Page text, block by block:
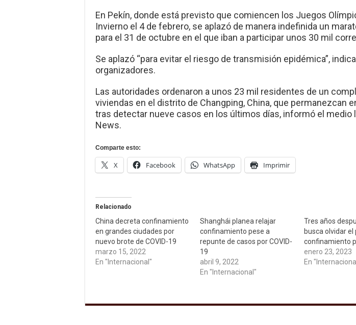
En Pekín, donde está previsto que comiencen los Juegos
Invierno el 4 de febrero, se aplazó de manera indefinida un
para el 31 de octubre en el que iban a participar unos 30 mil
Se aplazó “para evitar el riesgo de transmisión epidémica”,
organizadores.
Las autoridades ordenaron a unos 23 mil residentes de un
viviendas en el distrito de Changping, China, que permanezcan
tras detectar nueve casos en los últimos días, informó el medio
News.
Comparte esto:
X Facebook WhatsApp Imprimir
Relacionado
China decreta confinamiento
en grandes ciudades por
nuevo brote de COVID-19
marzo 15, 2022
En "Internacional"
Shanghái planea relajar
confinamiento pese a
repunte de casos por COVID-
19
abril 9, 2022
En "Internacional"
Tres años
busca olvidar el
confinamiento
enero 23, 2023
En